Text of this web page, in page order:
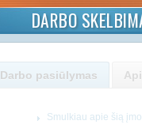
DARBO
Darbo pasiūlymas
Smulkiau apie šią